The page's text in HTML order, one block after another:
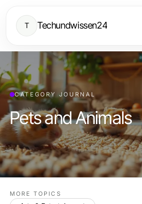
T Techundwissen24
CATEGORY JOURNAL
Pets and Animals
MORE TOPICS